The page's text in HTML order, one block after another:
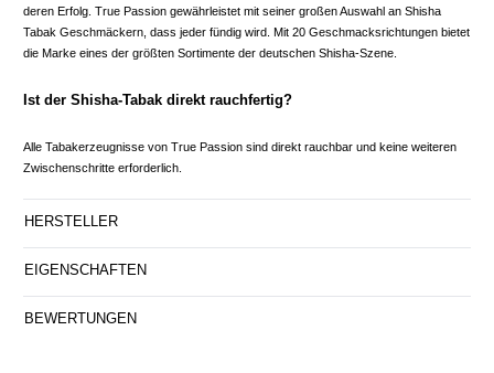
deren Erfolg. True Passion gewährleistet mit seiner großen Auswahl an Shisha
Tabak Geschmäckern, dass jeder fündig wird. Mit 20 Geschmacksrichtungen bietet
die Marke eines der größten Sortimente der deutschen Shisha-Szene.
Ist der Shisha-Tabak direkt rauchfertig?
Alle Tabakerzeugnisse von True Passion sind direkt rauchbar und keine weiteren
Zwischenschritte erforderlich.
HERSTELLER
EIGENSCHAFTEN
BEWERTUNGEN